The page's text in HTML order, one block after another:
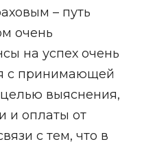
– путь
очень
на успех очень
с принимающей
выяснения,
и оплаты от
с тем, что в